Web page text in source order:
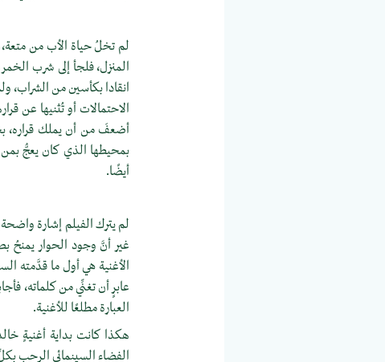
لم تخلُ حياة الأب من
المنزل، فلجأ إلى شرب
انقادا بكأسين من الشراب،
الاحتمالات أو تُثنيها عن
أضعفَ من أن يملك قراره،
بمحيطها الذي كان يعجُّ
أيضًا.
لم يترك الفيلم إشارة واضحة
غير أنَّ وجود الحوار يمنحُ
عابرٍ أن تغنِّي من كلماته،
العبارة مطلعًا للأغنية.
هكذا كانت بداية أغنيةٍ
الفضاء السينمائي الرحب